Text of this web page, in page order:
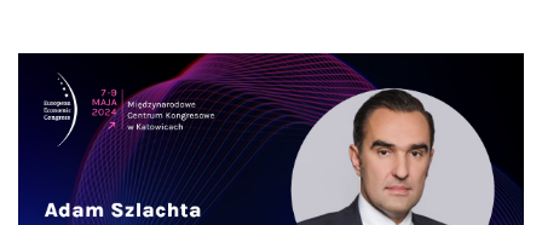
Nas
Kariera
Galeria
Kontakt